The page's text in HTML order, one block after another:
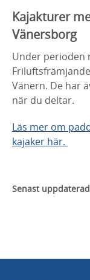
Kajakturer
Vänersborg
Under perioden
Vänern. De har
när du deltar.
Läs mer om
kajaker här.
Senast